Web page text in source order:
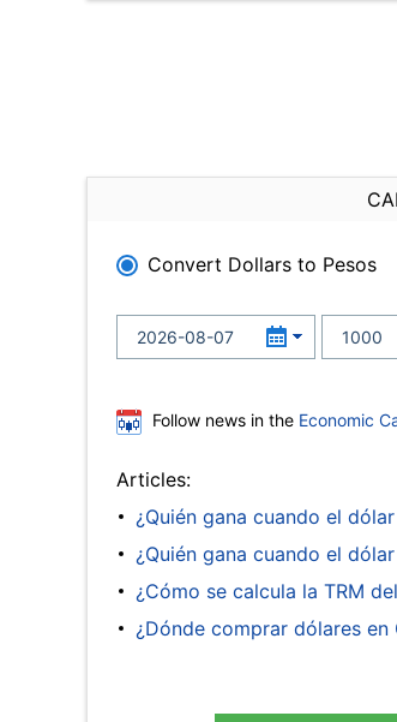
Convert Dollars to Pesos
Follow news in the Economic
Articles:
¿Quién gana cuando el
¿Quién gana cuando el
¿Cómo se calcula la TRM
¿Dónde comprar dólares en